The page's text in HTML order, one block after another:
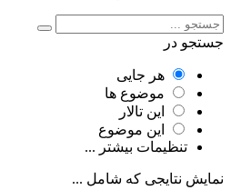
جستجو در
هر جایی
موضوع ها
این تالار
این موضوع
تنظیمات بیشتر ...
نمایش نتایجی که شامل ...